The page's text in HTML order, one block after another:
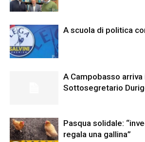
A scuola di politica
A Campobasso arriva
Sottosegretario
Pasqua solidale:
regala una gallina”